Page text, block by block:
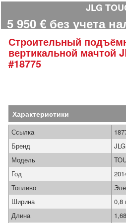
JLG
5 950 € без учета
Строительный подъёмник с
вертикальной мачтой
#18775
Характеристики
Ссылка
Бренд
JLG
Модель
Год
Топливо
Ширина
0,8
Длина